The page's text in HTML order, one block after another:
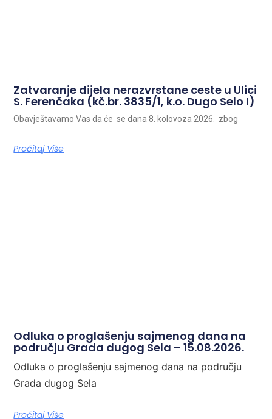
Zatvaranje dijela nerazvrstane ceste u Ulici
S. Ferenčaka (kč.br. 3835/1, k.o. Dugo Selo I)
Obavještavamo Vas da će se dana 8. kolovoza 2026. zbog
Pročitaj Više
Odluka o proglašenju sajmenog dana na
području Grada dugog Sela – 15.08.2026.
Odluka o proglašenju sajmenog dana na području
Grada dugog Sela
Pročitaj Više